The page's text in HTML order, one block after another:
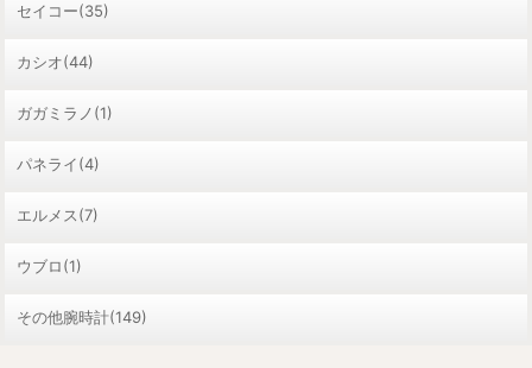
セイコー(35)
カシオ(44)
ガガミラノ(1)
パネライ(4)
エルメス(7)
ウブロ(1)
その他腕時計(149)